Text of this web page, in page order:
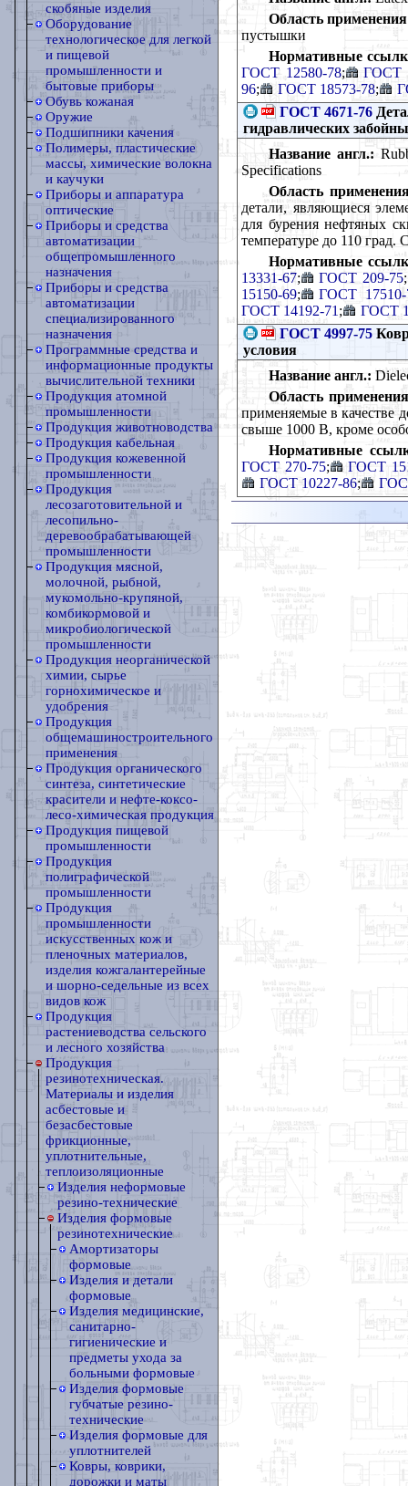
скобяные изделия
Оборудование
технологическое для легкой
и пищевой
промышленности и
бытовые приборы
Обувь кожаная
Оружие
Подшипники качения
Полимеры, пластические
массы, химические волокна
и каучуки
Приборы и аппаратура
оптические
Приборы и средства
автоматизации
общепромышленного
назначения
Приборы и средства
автоматизации
специализированного
назначения
Программные средства и
информационные продукты
вычислительной техники
Продукция атомной
промышленности
Продукция животноводства
Продукция кабельная
Продукция кожевенной
промышленности
Продукция
лесозаготовительной и
лесопильно-
деревообрабатывающей
промышленности
Продукция мясной,
молочной, рыбной,
мукомольно-крупяной,
комбикормовой и
микробиологической
промышленности
Продукция неорганической
химии, сырье
горнохимическое и
удобрения
Продукция
общемашиностроительного
применения
Продукция органического
синтеза, синтетические
красители и нефте-коксо-
лесо-химическая продукция
Продукция пищевой
промышленности
Продукция
полиграфической
промышленности
Продукция
промышленности
искусственных кож и
пленочных материалов,
изделия кожгалантерейные
и шорно-седельные из всех
видов кож
Продукция
растениеводства сельского
и лесного хозяйства
Продукция
резинотехническая.
Материалы и изделия
асбестовые и
безасбестовые
фрикционные,
уплотнительные,
теплоизоляционные
Изделия неформовые
резино-технические
Изделия формовые
резинотехнические
Амортизаторы
формовые
Изделия и детали
формовые
Изделия медицинские,
санитарно-
гигиенические и
предметы ухода за
больными формовые
Изделия формовые
губчатые резино-
технические
Изделия формовые для
уплотнителей
Ковры, коврики,
дорожки и маты
Область
пустышки
Нормативные
ГОСТ 12580-78;
ГОСТ
96; ГОСТ 18573-78;
ГОСТ 4671-76
гидравлических
Название англ.:
Specifications
Область
детали, являющиеся
для бурения нефтяных
температуре до 110 град.
Нормативные
13331-67; ГОСТ 209-75;
15150-69;
ГОСТ 17510-
ГОСТ 14192-71 ;
ГОСТ
ГОСТ 4997-75
условия
Название англ.:
Область
применяемые в качестве
свыше 1000 В, кроме
Нормативные
ГОСТ 270-75;
ГОСТ
ГОСТ 10227-86;